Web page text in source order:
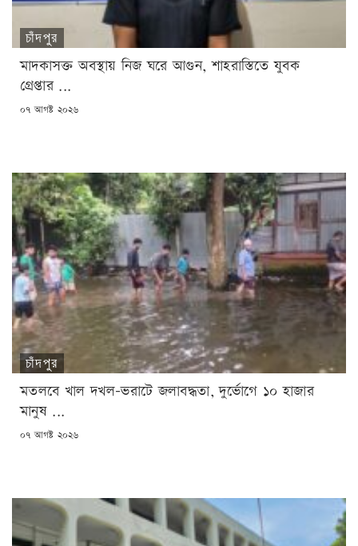
চাঁদপুর
মাদকাসক্ত অবস্থায় নিজ ঘরে আগুন, শাহরাস্তিতে যুবক
গ্রেপ্তার ...
POSTED
০৭ আগষ্ট ২০২৬
চাঁদপুর
মতলবে খাল দখল-ভরাটে জলাবদ্ধতা, দুর্ভোগে ১০ হাজার
মানুষ ...
POSTED
০৭ আগষ্ট ২০২৬